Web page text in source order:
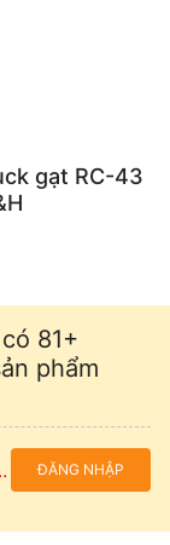
gạt RC-43
81+
phẩm
giá ĐĂNG NHẬP